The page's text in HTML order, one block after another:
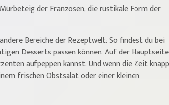
der Franzosen, die rustikale Form der
Bereiche der Rezeptwelt: So findest du bei
Desserts passen können. Auf der Hauptseite
aufpeppen kannst. Und wenn die Zeit knapp
frischen Obstsalat oder einer kleinen